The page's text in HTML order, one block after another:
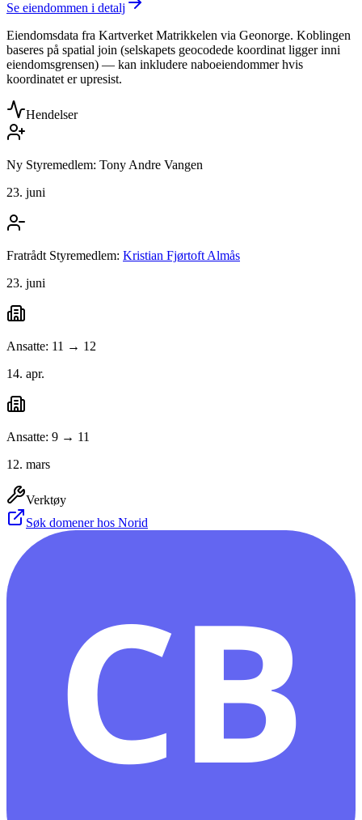
Se eiendommen i detalj
Eiendomsdata fra Kartverket Matrikkelen via Geonorge. Koblingen
baseres på spatial join (selskapets geocodede koordinat ligger inni
eiendomsgrensen) — kan inkludere naboeiendommer hvis
koordinatet er upresist.
Hendelser
Ny Styremedlem: Tony Andre Vangen
23. juni
Fratrådt Styremedlem: Kristian Fjørtoft Almås
23. juni
Ansatte: 11 → 12
14. apr.
Ansatte: 9 → 11
12. mars
Verktøy
Søk domener hos Norid
CB